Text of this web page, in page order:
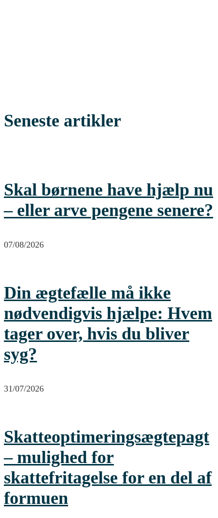
Seneste artikler
Skal børnene have hjælp nu
– eller arve pengene senere?
07/08/2026
Din ægtefælle må ikke
nødvendigvis hjælpe: Hvem
tager over, hvis du bliver
syg?
31/07/2026
Skatteoptimeringsægtepagt
– mulighed for
skattefritagelse for en del af
formuen